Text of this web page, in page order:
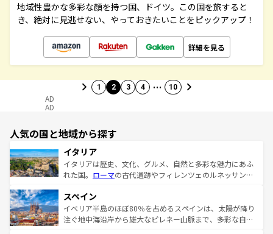
地域性豊かな多彩な顔を持つ国、ドイツ。この国を旅すると
き、絶対に見逃せない、やっておきたいことをピックアップ！
詳細を見る
1 2 3 4 … 10
AD
AD
人気の国と地域から探す
イタリア
イタリアは歴史、文化、グルメ、自然と多彩な魅力にあふ
れた国。 ローマの古代遺跡やフィレンツェのルネッサンス
ろん、トスカーナの美しい田園風景やアマルフィ海岸の絶
景など、自然景観も見逃せない。観光の合間には、本場の
ピザやパスタなど、絶品のイタリア料理を堪能することも
スペイン
イベリア半島のほぼ80％を占めるスペインは、太陽が降り
注ぐ地中海沿岸から雄大なピレネー山脈まで、多彩な自然